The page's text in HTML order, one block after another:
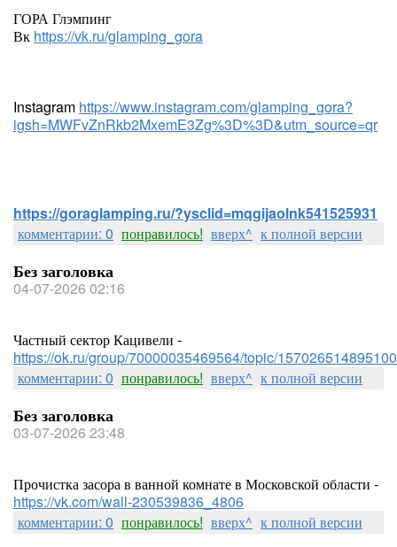
ГОРА Глэмпинг
Вк https://vk.ru/glamping_gora
Instagram https://www.instagram.com/glamping_gora?
igsh=MWFvZnRkb2MxemE3Zg%3D%3D&utm_source=qr
https://goraglamping.ru/?ysclid=mqgijaolnk541525931
комментарии: 0 понравилось! вверх^ к полной версии
Без заголовка
04-07-2026 02:16
Частный сектор Кацивели -
https://ok.ru/group/70000035469564/topic/157026514895100
комментарии: 0 понравилось! вверх^ к полной версии
Без заголовка
03-07-2026 23:48
Прочистка засора в ванной комнате в Московской области -
https://vk.com/wall-230539836_4806
комментарии: 0 понравилось! вверх^ к полной версии